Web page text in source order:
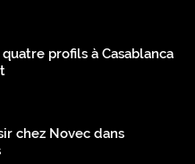
profils à Casablanca
chez Novec dans